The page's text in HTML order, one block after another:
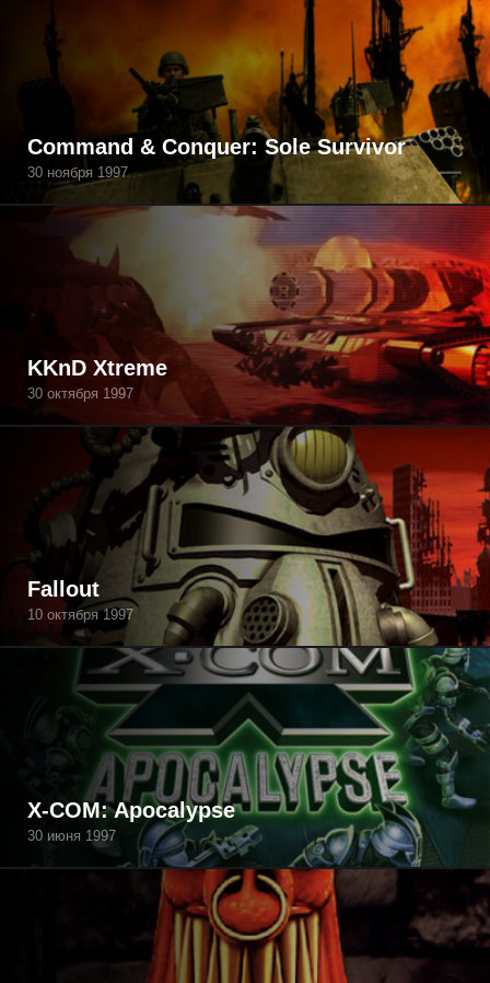
Command & Conquer: Sole Survivor
30 ноября 1997
KKnD Xtreme
30 октября 1997
Fallout
10 октября 1997
X-COM: Apocalypse
30 июня 1997